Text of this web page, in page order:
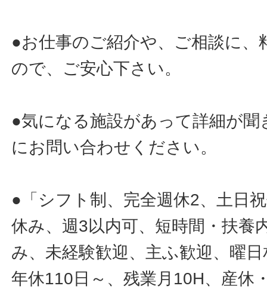
●お仕事のご紹介や、ご相談に
ので、ご安心下さい。
●気になる施設があって詳細が
にお問い合わせください。
●「シフト制、完全週休2、土日
休み、週3以内可、短時間・扶養
み、未経験歓迎、主ふ歓迎、曜
年休110日～、残業月10H、産休